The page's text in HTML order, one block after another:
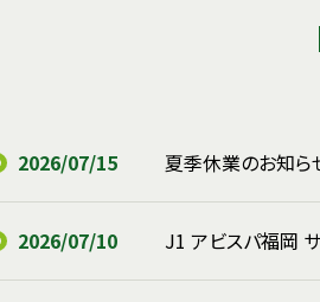
2026/07/15 夏季休業のお知ら
2026/07/10 J1 アビスパ福岡